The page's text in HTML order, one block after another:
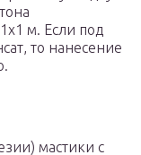
м. Если под
то нанесение
мастики с